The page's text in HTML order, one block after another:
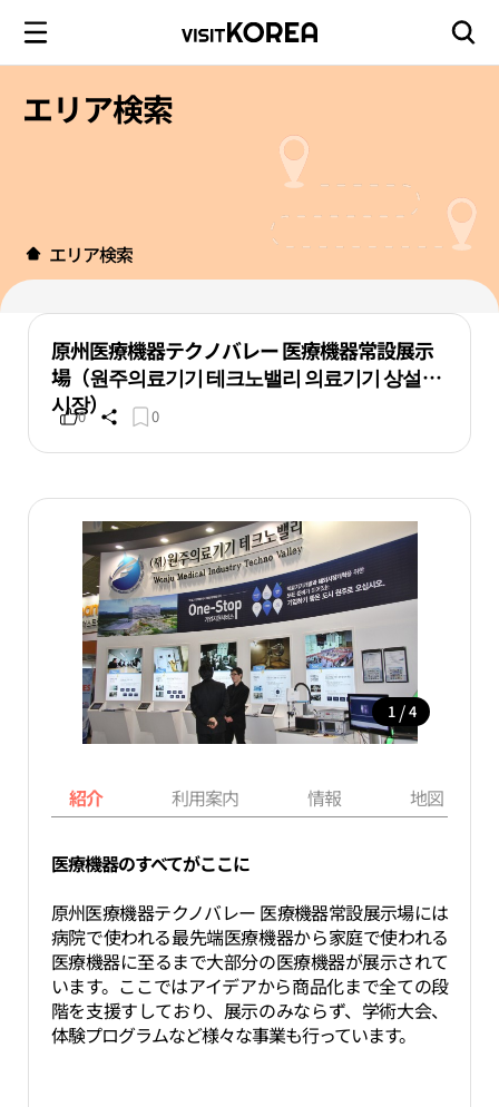
エリア検索
エリア検索
原州医療機器テクノバレー 医療機器常設展示
場（원주의료기기 테크노밸리 의료기기 상설전
시장）
0 0
1 / 4
紹介 利用案内 情報 地図
医療機器のすべてがここに
原州医療機器テクノバレー 医療機器常設展示場には
病院で使われる最先端医療機器から家庭で使われる
医療機器に至るまで大部分の医療機器が展示されて
います。ここではアイデアから商品化まで全ての段
階を支援すしており、展示のみならず、学術大会、
体験プログラムなど様々な事業も行っています。